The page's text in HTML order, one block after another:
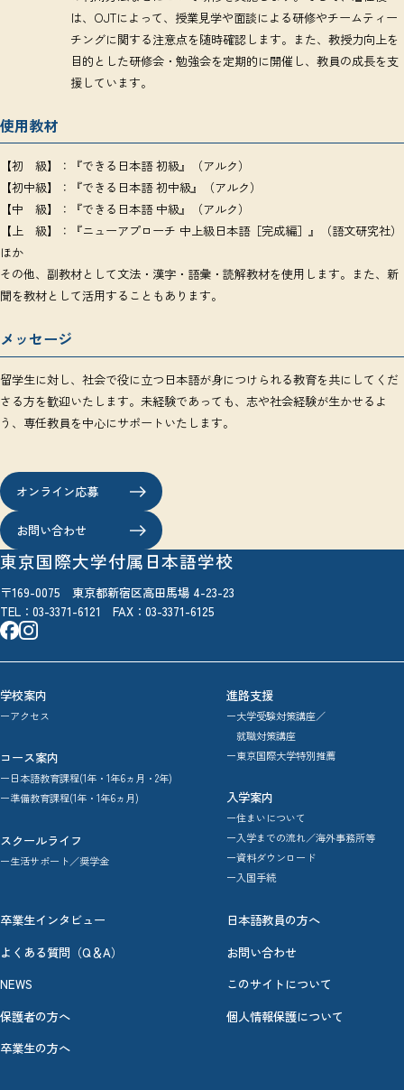
は、OJTによって、授業見学や面談による研修やチームティー
チングに関する注意点を随時確認します。また、教授力向上を
目的とした研修会・勉強会を定期的に開催し、教員の成長を支
援しています。
使用教材
【初 級】：『できる日本語 初級』（アルク）
【初中級】：『できる日本語 初中級』（アルク）
【中 級】：『できる日本語 中級』（アルク）
【上 級】：『ニューアプローチ 中上級日本語［完成編］』（語文研究社）
ほか
その他、副教材として文法・漢字・語彙・読解教材を使用します。また、新
聞を教材として活用することもあります。
メッセージ
留学生に対し、社会で役に立つ日本語が身につけられる教育を共にしてくだ
さる方を歓迎いたします。未経験であっても、志や社会経験が生かせるよ
う、専任教員を中心にサポートいたします。
オンライン応募
お問い合わせ
東京国際大学付属日本語学校
〒169-0075 東京都新宿区高田馬場 4-23-23
TEL： 03-3371-6121 FAX：03-3371-6125
学校案内
ーアクセス
コース案内
ー日本語教育課程(1年・1年6ヵ月・2年)
ー準備教育課程(1年・1年6ヵ月)
スクールライフ
ー生活サポート／奨学金
進路支援
ー大学受験対策講座／
就職対策講座
ー東京国際大学特別推薦
入学案内
ー住まいについて
ー入学までの流れ／海外事務所等
ー資料ダウンロード
ー入国手続
卒業生インタビュー
よくある質問（Q＆A）
NEWS
保護者の方へ
卒業生の方へ
日本語教員の方へ
お問い合わせ
このサイトについて
個人情報保護について